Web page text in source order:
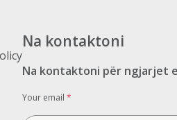
Na kontaktoni
Na kontaktoni për ngjarjet
Your email *